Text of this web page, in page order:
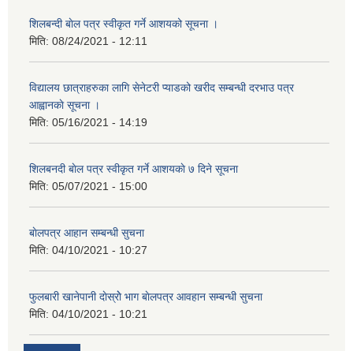
शिलबन्दी बाेल पत्र स्वीकृत गर्ने आशयको सूचना ।
मिति: 08/24/2021 - 12:11
विद्यालय छात्राहरुका लागि सेनेटरी प्याडको खरीद सम्बन्धी दरभाउ पत्र
आह्वानकाे सूचना ।
मिति: 05/16/2021 - 14:19
शिलबनदी बाेल पत्र स्वीकृत गर्ने आशयकाे ७ दिने सूचना
मिति: 05/07/2021 - 15:00
बाेलपत्र आहान सम्बन्धी सुचना
मिति: 04/10/2021 - 10:27
फुलबारी खानेपानी दाेस्राेे भाग बाेलपत्र आवहान सम्बन्धी सुचना
मिति: 04/10/2021 - 10:21